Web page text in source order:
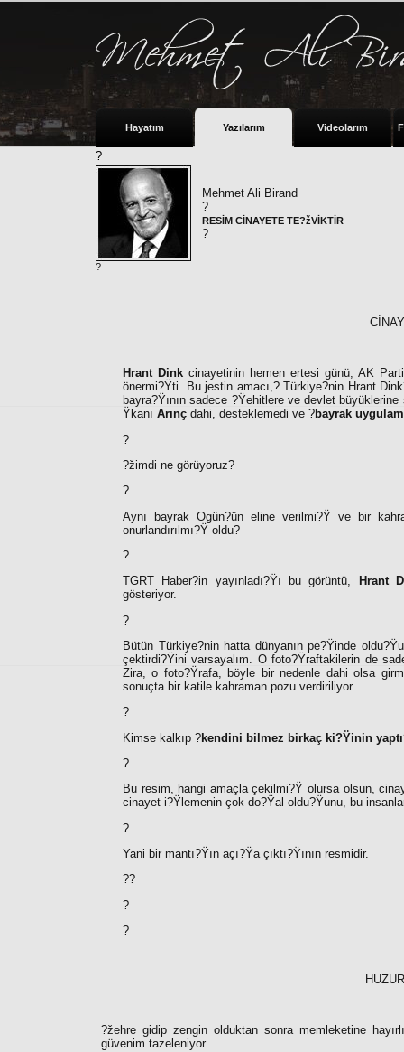
Hayatım Yazılarım Videolarım
?
Mehmet Ali Birand
?
RESİM CİNAYETE TE?žVİKTİR
?
?
Hrant Dinkcinayetinin hemen ertesi günü, AK
önermi?Ÿti. Bu jestin amacı,?Türkiye?nin Hrant
bayra?Ÿının sadece ?Ÿehitlere ve devlet
Ÿkanı Arınç dahi, desteklemedi ve ?bayrak
?
?žimdi ne görüyoruz?
?
Aynı bayrak Ogün?ün eline verilmi?Ÿ ve bir
onurlandırılmı?Ÿ oldu?
?
TGRT Haber?in yayınladı?Ÿı bu görüntü,
Hrant
gösteriyor.
?
Bütün Türkiye?nin hatta dünyanın pe?Ÿinde
çektirdi?Ÿini varsayalım. O foto?Ÿraftakilerin de
Zira, o foto?Ÿrafa, böyle bir nedenle dahi olsa
sonuçta bir katile kahraman pozu verdiriliyor.
?
Kimse kalkıp ?kendini bilmez birkaç ki?Ÿinin
?
Bu resim, hangi amaçla çekilmi?Ÿ olursa olsun,
cinayet i?Ÿlemenin çok do?Ÿal oldu?Ÿunu, bu
?
Yani bir mantı?Ÿın açı?Ÿa çıktı?Ÿının resmidir.
??
?
?
?žehre gidip zengin olduktan sonra memleketine
güvenim tazeleniyor.